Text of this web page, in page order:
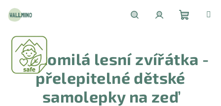
obsah
košík
Roztomilá lesní zvířátka -
přelepitelné dětské
samolepky na zeď